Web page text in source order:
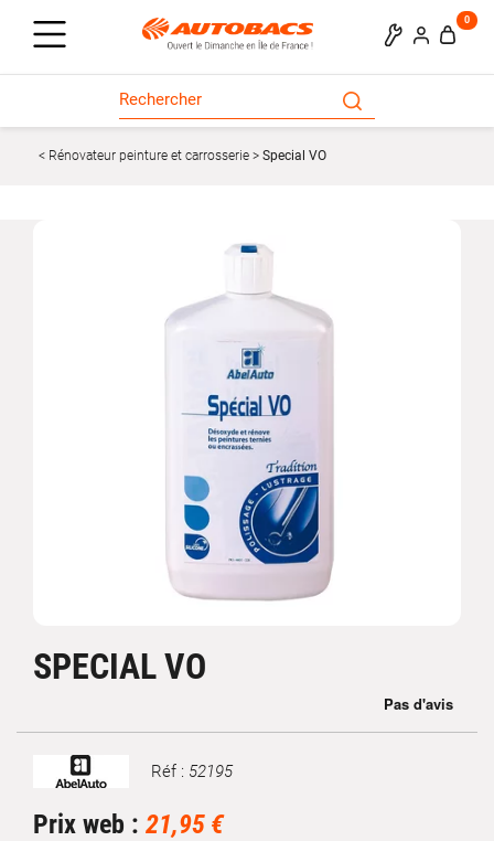
0
Rénovateur peinture et carrosserie Special VO
SPECIAL VO
Marque Réf : 52195
Prix web : 21,95 €